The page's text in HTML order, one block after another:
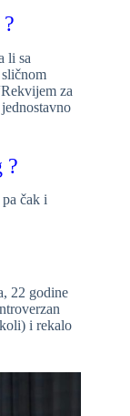
li sa
za
?
čak i
22 godine
i rekalo